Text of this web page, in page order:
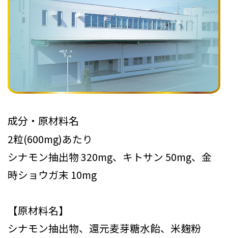
成分・原材料名
2粒(600mg)あたり
シナモン抽出物 320mg、キトサン 50mg、金
時ショウガ末 10mg
【原材料名】
シナモン抽出物、還元麦芽糖水飴、米麹粉